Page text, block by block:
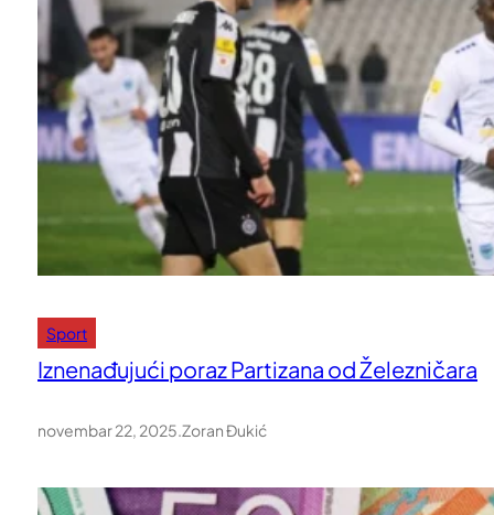
Sport
Iznenađujući poraz Partizana od Železničara
novembar 22, 2025.Zoran Đukić